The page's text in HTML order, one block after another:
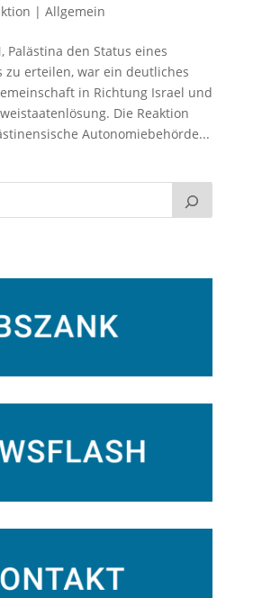
| Allgemein
Palästina den Status eines
zu erteilen, war ein deutliches
in Richtung Israel und
Die Reaktion
Autonomiebehörde...